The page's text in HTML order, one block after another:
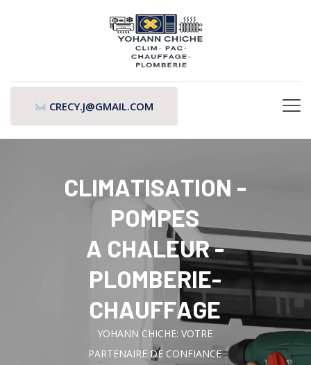
CRECY.J@GMAIL.COM
CLIMATISATION -
POMPES
A CHALEUR-
PLOMBERIE-
CHAUFFAGE
YOHANN CHICHE: VOTRE
PARTENAIRE DE CONFIANCE